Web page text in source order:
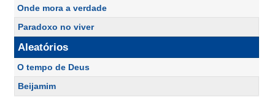
Onde mora a verdade
Paradoxo no viver
Aleatórios
O tempo de Deus
Beijamim